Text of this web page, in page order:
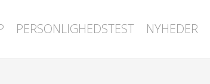
PERSONLIGHEDSTEST NYHEDER